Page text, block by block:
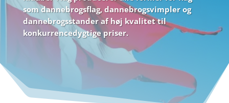
som dannebrogsflag, dannebrogsvimpler og
dannebrogsstander af høj kvalitet til
konkurrencedygtige priser.